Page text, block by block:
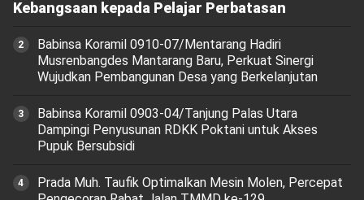
Kebangsaan kepada Pelajar Perbatasan
Babinsa Koramil 0910-07/Mentarang Hadiri
Musrenbangdes Mantarang Baru, Perkuat Sinergi
Wujudkan Pembangunan Desa yang Berkelanjutan
‎Babinsa Koramil 0903-04/Tanjung Palas Utara
Dampingi Penyusunan RDKK Poktani untuk Akses
Pupuk Bersubsidi
Prada Muh. Taufik Optimalkan Mesin Molen, Percepat